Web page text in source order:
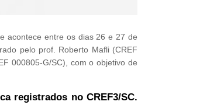
acontece entre os dias 26 e 27 de
pelo prof. Roberto Mafli (CREF
000805-G/SC), com o objetivo de
registrados no CREF3/SC.